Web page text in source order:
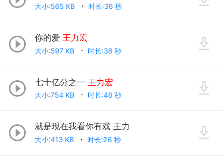
大小:565 KB 时长:36 秒
你的爱 王力宏
大小:597 KB 时长:38 秒
七十亿分之一 王力宏
大小:754 KB 时长:48 秒
就是现在我看你有戏 王力
大小:413 KB 时长:26 秒